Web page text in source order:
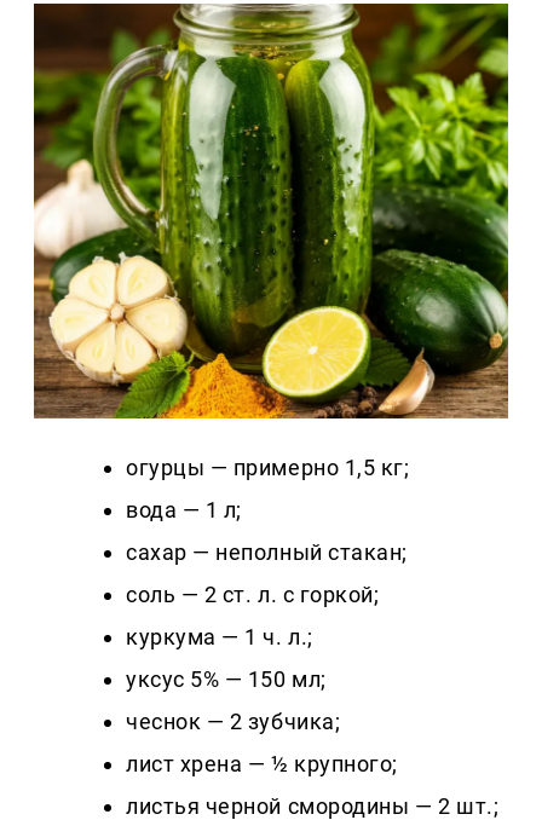
огурцы — примерно 1,5 кг;
вода — 1 л;
сахар — неполный стакан;
соль — 2 ст. л. с горкой;
куркума — 1 ч. л.;
уксус 5% — 150 мл;
чеснок — 2 зубчика;
лист хрена — ½ крупного;
листья черной смородины — 2 шт.;